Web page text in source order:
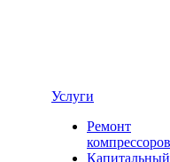
Услуги
Ремонт
компрессоров
Капитальный